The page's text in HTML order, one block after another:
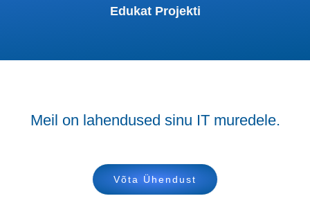
Edukat Projekti​
Meil on lahendused sinu IT muredele.
Võta Ühendust